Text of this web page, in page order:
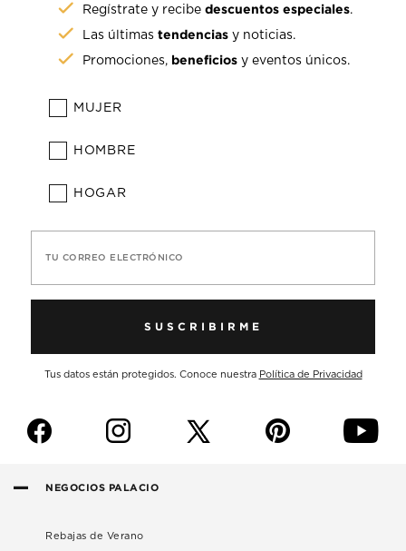
Regístrate y recibedescuentos especiales.
Las últimastendencias y noticias.
Promociones, beneficios y eventos únicos.
MUJER
HOMBRE
HOGAR
TU CORREO ELECTRÓNICO
SUSCRIBIRME
Tus datos están protegidos. Conoce nuestra Política de Privacidad
f i p y
NEGOCIOS PALACIO
Rebajas de Verano